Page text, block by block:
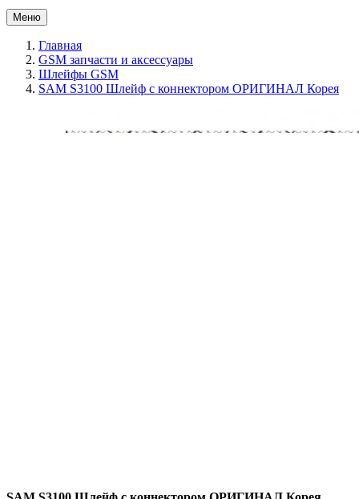
Меню
Главная
GSM запчасти и аксессуары
Шлейфы GSM
SAM S3100 Шлейф с коннектором ОРИГИНАЛ Корея